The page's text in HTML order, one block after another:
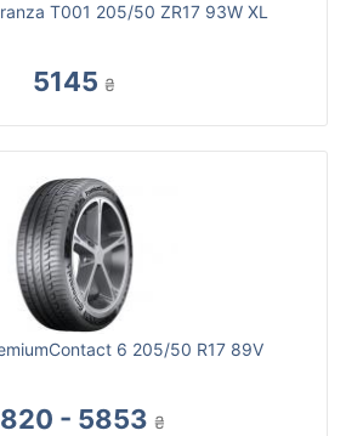
T001 205/50 ZR17 93W XL
5145 ₴
6 205/50 R17 89V
- 5853 ₴